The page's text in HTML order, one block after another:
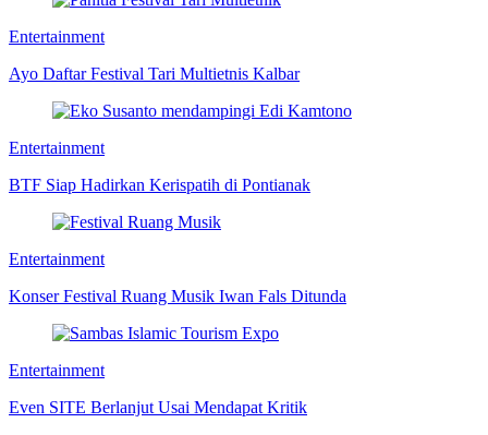
Entertainment
Ayo Daftar Festival Tari Multietnis Kalbar
Entertainment
BTF Siap Hadirkan Kerispatih di Pontianak
Entertainment
Konser Festival Ruang Musik Iwan Fals Ditunda
Entertainment
Even SITE Berlanjut Usai Mendapat Kritik